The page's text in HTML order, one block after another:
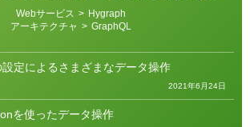
Webサービス > Hygraph
アーキテクチャ > GraphQL
設定によるさまざまなデータ操作
2021年6月24日
を使ったデータ操作